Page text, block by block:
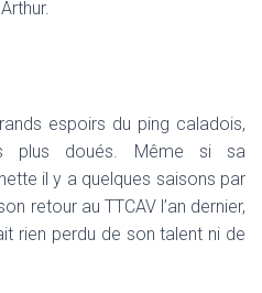
espoirs du ping caladois,
plus doués. Même si sa
il y a quelques saisons par
retour au TTCAV l’an dernier,
rien perdu de son talent ni de